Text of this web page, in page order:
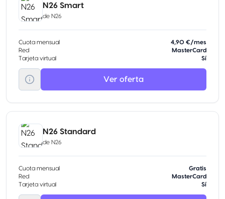
N26 Smart
de N26
Cuota mensual
4,90 €/mes
Red
MasterCard
Tarjeta virtual
Sí
Ver oferta
N26 Standard
de N26
Cuota mensual
Gratis
Red
MasterCard
Tarjeta virtual
Sí